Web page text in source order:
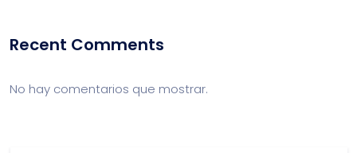
Recent Comments
No hay comentarios que mostrar.